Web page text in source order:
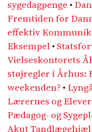
sygedagpenge •
Fremtiden for
effektiv
Eksempel•
Vielseskontorets
støjregler i Århus:
weekenden? •
Lærernes og
Pædagog- og
Akut